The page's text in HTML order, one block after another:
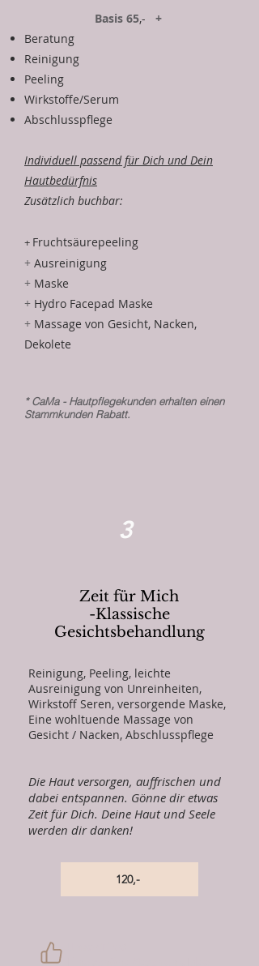
Basis 65,-
+
Beratung
Reinigung
Peeling
Wirkstoffe/Serum
Abschlusspflege
Individuell passend für Dich und Dein
Hautbedürfnis
Zusätzlich buchbar:
+ Fruchtsäurepeeling
+ Ausreinigung
+ Maske
+ Hydro Facepad Maske
+ Massage von Gesicht, Nacken,
Dekolete
* CaMa - Hautpflegekunden erhalten einen
Stammkunden Rabatt.
3
Zeit für Mich
-Klassische
Gesichtsbehandlung
Reinigung, Peeling, leichte
Ausreinigung von Unreinheiten,
Wirkstoff Seren, versorgende Maske,
Eine wohltuende Massage von
Gesicht / Nacken, Abschlusspflege
Die Haut versorgen, auffrischen und
dabei entspannen. Gönne dir etwas
Zeit für Dich. Deine Haut und Seele
werden dir danken!
120,-